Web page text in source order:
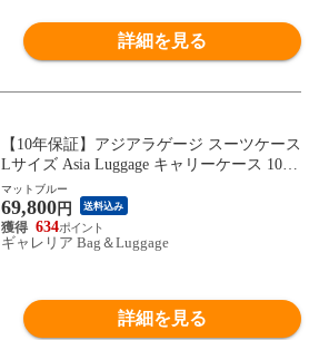
詳細を見る
【10年保証】アジアラゲージ スーツケース
Lサイズ Asia Luggage キャリーケース 104L
117L 15泊 長期 滞在 拡張 静音キャスター
軽い TSロック ストッパー ポリカーボネー
ト Solid Knight ALI-075-28W
マットブルー
69,800円 送料込み
634
ギャレリア Bag＆Luggage
詳細を見る